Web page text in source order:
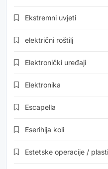
Ekstremni uvjeti
električni roštilj
Elektronički uređaji
Elektronika
Escapella
Eserihija koli
Estetske operacije /